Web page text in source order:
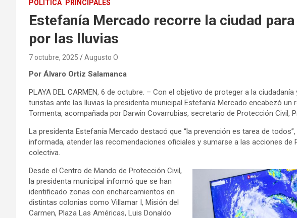
POLÍTICA PRINCIPALES
Estefanía Mercado recorre la ciudad
por las lluvias
7 octubre, 2025 Augusto O
Por Álvaro Ortiz Salamanca
PLAYA DEL CARMEN, 6 de octubre. – Con el objetivo de proteger a la
turistas ante las lluvias la presidenta municipal Estefanía Mercado encabezó un
Tormenta, acompañada por Darwin Covarrubias, secretario de Protección Civil,
La presidenta Estefanía Mercado destacó que “la prevención es tarea de
informada, atender las recomendaciones oficiales y sumarse a las acciones de
colectiva.
Desde el Centro de Mando de Protección Civil,
la presidenta municipal informó que se han
identificado zonas con encharcamientos en
distintas colonias como Villamar I, Misión del
Carmen, Plaza Las Américas, Luis Donaldo